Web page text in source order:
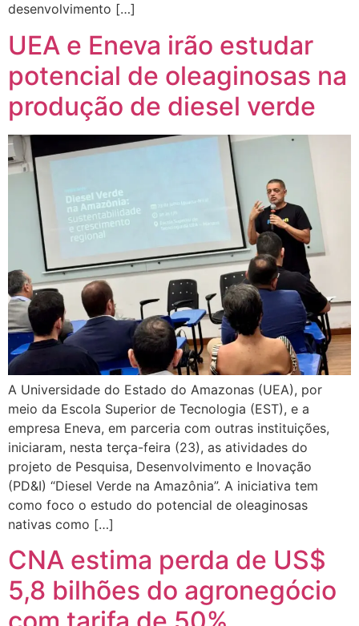
desenvolvimento […]
UEA e Eneva irão estudar
potencial de oleaginosas na
produção de diesel verde
A Universidade do Estado do Amazonas (UEA), por
meio da Escola Superior de Tecnologia (EST), e a
empresa Eneva, em parceria com outras instituições,
iniciaram, nesta terça-feira (23), as atividades do
projeto de Pesquisa, Desenvolvimento e Inovação
(PD&I) “Diesel Verde na Amazônia”. A iniciativa tem
como foco o estudo do potencial de oleaginosas
nativas como […]
CNA estima perda de US$
5,8 bilhões do agronegócio